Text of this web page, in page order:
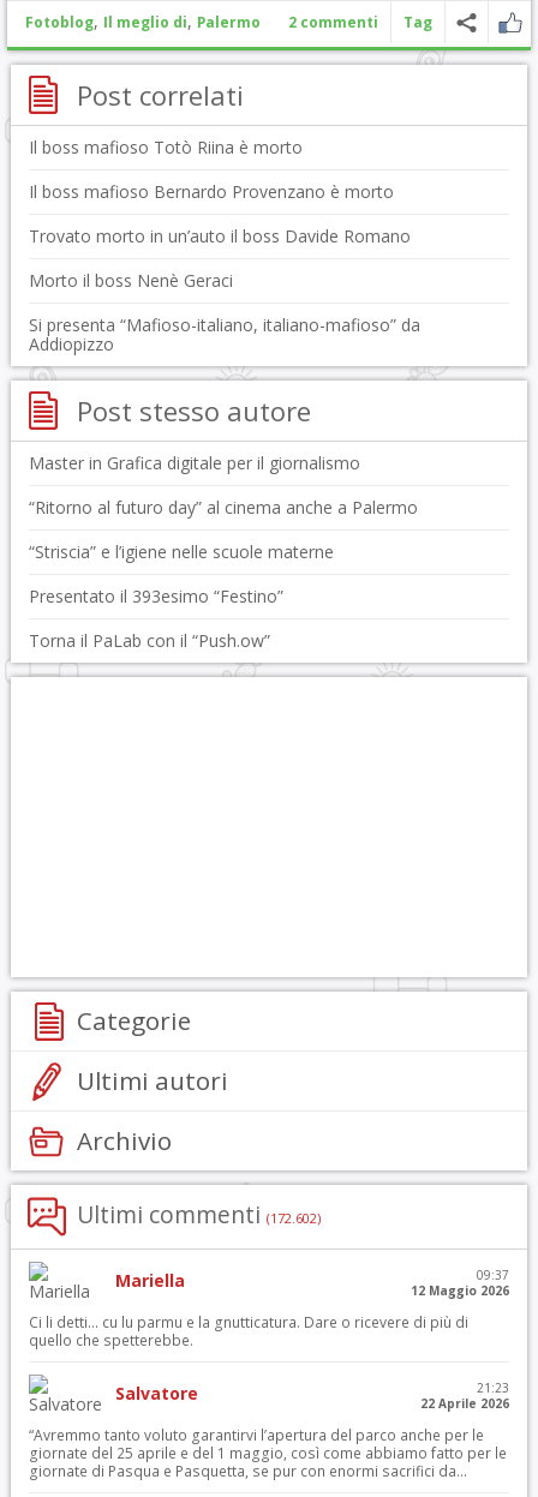
Fotoblog, Il meglio di, Palermo 2 commenti Tag
Post correlati
Il boss mafioso Totò Riina è morto
Il boss mafioso Bernardo Provenzano è morto
Trovato morto in un’auto il boss Davide Romano
Morto il boss Nenè Geraci
Si presenta “Mafioso-italiano, italiano-mafioso” da
Addiopizzo
Post stesso autore
Master in Grafica digitale per il giornalismo
“Ritorno al futuro day” al cinema anche a Palermo
“Striscia” e l’igiene nelle scuole materne
Presentato il 393esimo “Festino”
Torna il PaLab con il “Push.ow”
Categorie
Ultimi autori
Archivio
Ultimi commenti (172.602)
Mariella
09:37
12 Maggio 2026
Ci li detti… cu lu parmu e la gnutticatura. Dare o ricevere di più di
quello che spetterebbe.
Salvatore
21:23
22 Aprile 2026
“Avremmo tanto voluto garantirvi l’apertura del parco anche per le
giornate del 25 aprile e del 1 maggio, così come abbiamo fatto per le
giornate di Pasqua e Pasquetta, se pur con enormi sacrifici da...